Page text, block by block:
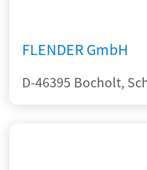
FLENDER GmbH
D-46395 Bocholt,